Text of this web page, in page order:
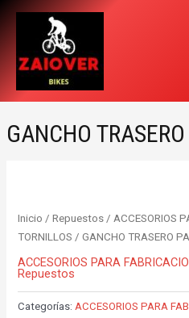
contenido
GANCHO
Inicio /Repuestos / ACCESORIOS
TORNILLOS / GANCHO TRASERO
ACCESORIOS PARA
Repuestos
Categorías:ACCESORIOS PARA